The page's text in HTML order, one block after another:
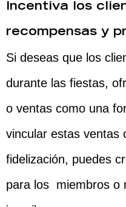
Incentiva los
recompensas y
Si deseas que los
durante las fiestas,
o ventas como una
vincular estas ventas
fidelización, puedes
para los miembros o